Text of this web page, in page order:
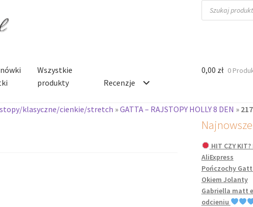
Wyszukiwarka
produktów
Wszystkie
produkty
Recenzje
0,00 zł 0
klasyczne/cienkie/stretch »GATTA – RAJSTOPY HOLLY 8 DEN »
HIT CZY
AliExpress
Pończochy
Okiem Jolanty
Gabriella matt
odcieniu